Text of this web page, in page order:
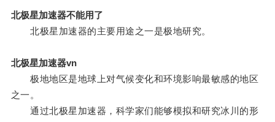
北极星加速器不能用了
北极星加速器的主要用途之一是极地研究。
北极星加速器vn
极地地区是地球上对气候变化和环境影响最敏感的地区
之一。
通过北极星加速器，科学家们能够模拟和研究冰川的形